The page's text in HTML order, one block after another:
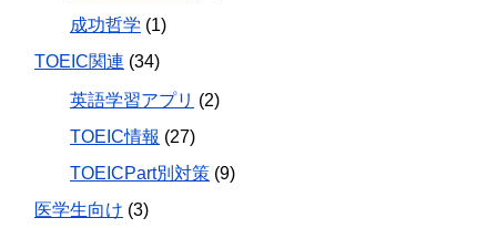
成功哲学 (1)
TOEIC関連 (34)
英語学習アプリ (2)
TOEIC情報 (27)
TOEICPart別対策 (9)
医学生向け (3)